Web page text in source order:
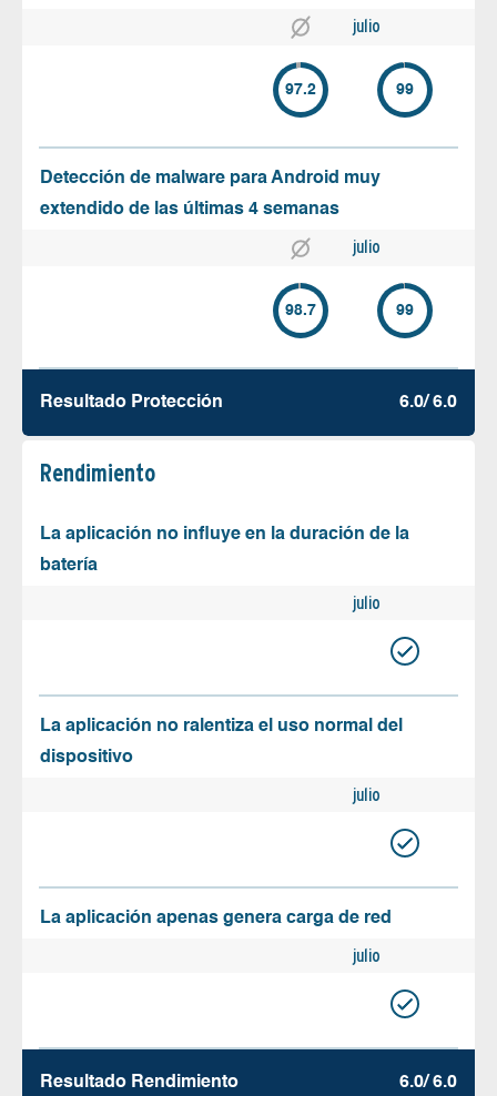
julio
97.2 99
Detección de malware para Android muy
extendido de las últimas 4 semanas
julio
98.7 99
Resultado Protección 6.0/ 6.0
Rendimiento
La aplicación no influye en la duración de la
batería
julio
La aplicación no ralentiza el uso normal del
dispositivo
julio
La aplicación apenas genera carga de red
julio
Resultado Rendimiento 6.0/ 6.0